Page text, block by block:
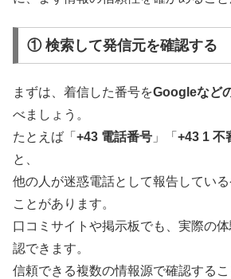
① 検索して発信元を確認する
まずは、着信した番号をGoogleなど
べましょう。
たとえば「 +43 電話番号 」「 +43 1 不
と、
他の人が迷惑電話として報告してい
ことがあります。
口コミサイトや掲示板でも、実際の
認できます。
信頼できる複数の情報源で確認する